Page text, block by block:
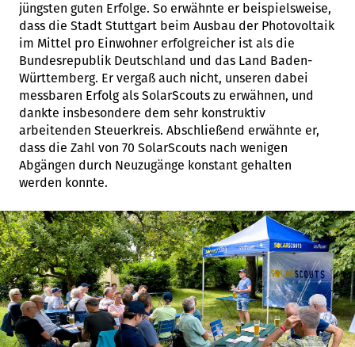
jüngsten guten Erfolge. So erwähnte er beispielsweise,
dass die Stadt Stuttgart beim Ausbau der Photovoltaik
im Mittel pro Einwohner erfolgreicher ist als die
Bundesrepublik Deutschland und das Land Baden-
Württemberg. Er vergaß auch nicht, unseren dabei
messbaren Erfolg als SolarScouts zu erwähnen, und
dankte insbesondere dem sehr konstruktiv
arbeitenden Steuerkreis. Abschließend erwähnte er,
dass die Zahl von 70 SolarScouts nach wenigen
Abgängen durch Neuzugänge konstant gehalten
werden konnte.